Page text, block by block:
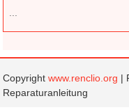
Copyrightwww.renclio.org |
Reparaturanleitung